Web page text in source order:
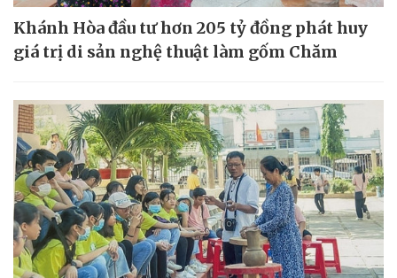
Khánh Hòa đầu tư hơn 205 tỷ đồng phát huy
giá trị di sản nghệ thuật làm gốm Chăm